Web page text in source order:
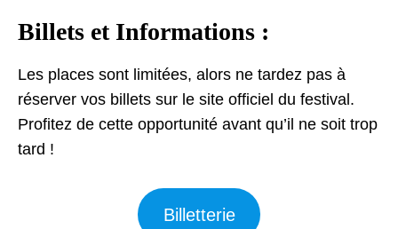
Billets et Informations :
Les places sont limitées, alors ne tardez pas à
réserver vos billets sur le site officiel du festival.
Profitez de cette opportunité avant qu’il ne soit trop
tard !
Billetterie